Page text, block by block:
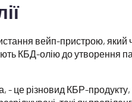
вейп-пристрою, який
КБД-олію до утворення
- це різновид КБР-